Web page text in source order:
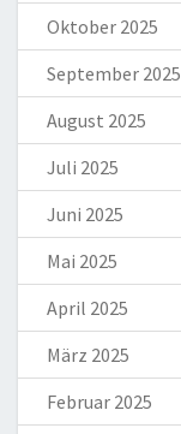
Oktober 2025
September 2025
August 2025
Juli 2025
Juni 2025
Mai 2025
April 2025
März 2025
Februar 2025